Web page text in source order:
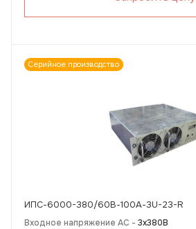
Серийное производство
ИПС-6000-380/60В-100А-3U-23-R
Входное напряжение AC - 3х380В